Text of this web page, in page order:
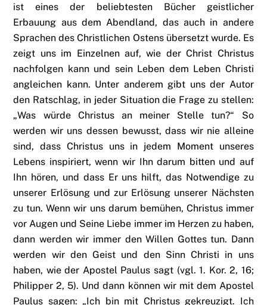
ist eines der beliebtesten Bücher geistlicher
Erbauung aus dem Abendland, das auch in andere
Sprachen des Christlichen Ostens übersetzt wurde. Es
zeigt uns im Einzelnen auf, wie der Christ Christus
nachfolgen kann und sein Leben dem Leben Christi
angleichen kann. Unter anderem gibt uns der Autor
den Ratschlag, in jeder Situation die Frage zu stellen:
„Was würde Christus an meiner Stelle tun?“ So
werden wir uns dessen bewusst, dass wir nie alleine
sind, dass Christus uns in jedem Moment unseres
Lebens inspiriert, wenn wir Ihn darum bitten und auf
Ihn hören, und dass Er uns hilft, das Notwendige zu
unserer Erlösung und zur Erlösung unserer Nächsten
zu tun. Wenn wir uns darum bemühen, Christus immer
vor Augen und Seine Liebe immer im Herzen zu haben,
dann werden wir immer den Willen Gottes tun. Dann
werden wir den Geist und den Sinn Christi in uns
haben, wie der Apostel Paulus sagt (vgl. 1. Kor. 2, 16;
Philipper 2, 5). Und dann können wir mit dem Apostel
Paulus sagen: „Ich bin mit Christus gekreuzigt. Ich